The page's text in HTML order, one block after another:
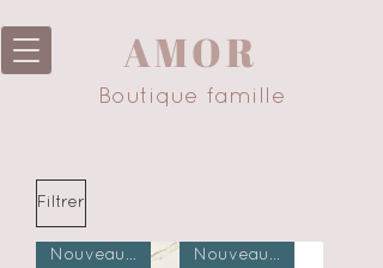
AMOR
Boutique famille
Filtrer
Nouveauté Nouveauté